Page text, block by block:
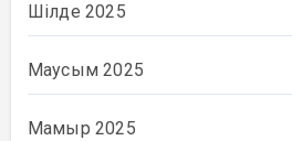
Шілде 2025
Маусым 2025
Мамыр 2025